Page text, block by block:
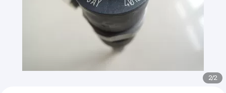
2/2